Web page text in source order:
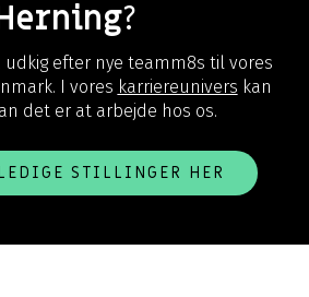
?
efter nye teamm8s til vores
I vores karriereunivers kan
det er at arbejde hos os.
STILLINGER HER